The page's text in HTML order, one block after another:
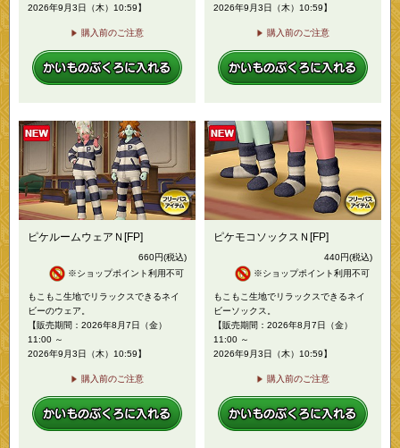
2026年9月3日（木）10:59】
購入前のご注意
2026年9月3日（木）10:59】
購入前のご注意
ピケルームウェアＮ[FP]
660円(税込)
※ショップポイント利用不可
もこもこ生地でリラックスできるネイ
ビーのウェア。
【販売期間：2026年8月7日（金）
11:00 ～
2026年9月3日（木）10:59】
購入前のご注意
ピケモコソックスＮ[FP]
440円(税込)
※ショップポイント利用不可
もこもこ生地でリラックスできるネイ
ビーソックス。
【販売期間：2026年8月7日（金）
11:00 ～
2026年9月3日（木）10:59】
購入前のご注意